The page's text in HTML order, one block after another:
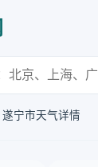
遂宁市天气详情